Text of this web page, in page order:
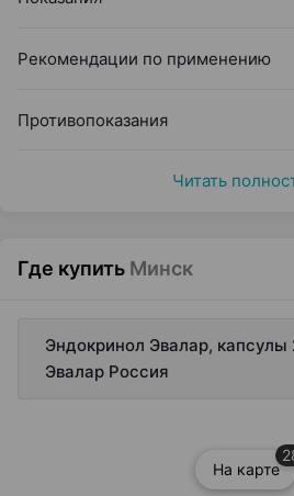
Рекомендации по применению
Противопоказания
Читать
Где купить Минск
Эндокринол Эвалар, капсулы
Эвалар Россия
На карте